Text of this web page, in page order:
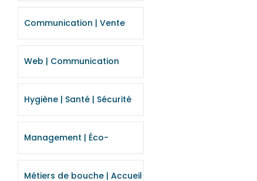
Communication | Vente
Web | Communication
digitale
Hygiène | Santé | Sécurité
Management | Éco-
Métiers de bouche | Accueil